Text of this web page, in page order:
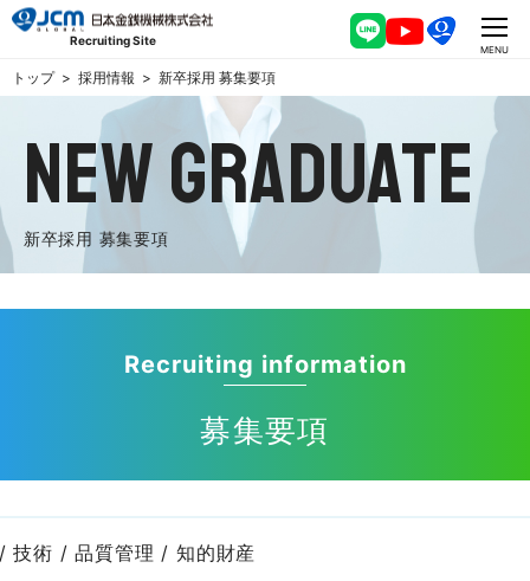
CLOSE
MENU
Recruiting Site
トップ 採用情報 新卒採用 募集要項
NEW GRADUATE
新卒採用 募集要項
Recruiting information
募集要項
技術 / 品質管理 / 知的財産